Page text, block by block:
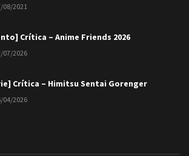
08/2021
Crítica – Anime Friends 2026
07/2026
Crítica – Himitsu Sentai Gorenger
04/2026